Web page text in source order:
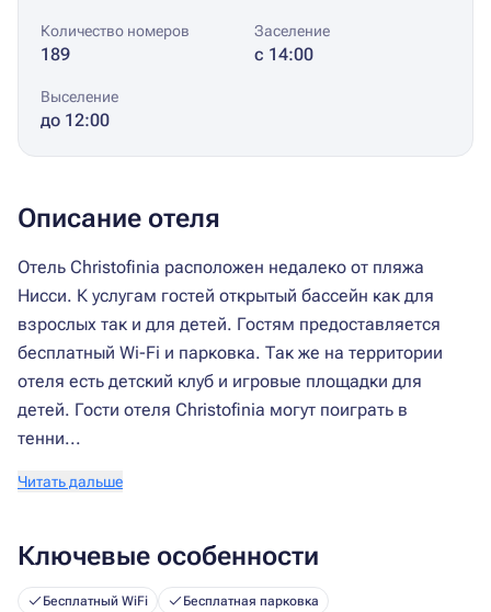
Количество номеров
189
Заселение
с 14:00
Выселение
до 12:00
Описание отеля
Отель Christofinia расположен недалеко от пляжа
Нисси. К услугам гостей открытый бассейн как для
взрослых так и для детей. Гостям предоставляется
бесплатный Wi-Fi и парковка. Так же на территории
отеля есть детский клуб и игровые площадки для
детей. Гости отеля Christofinia могут поиграть в
тенни...
Читать дальше
Ключевые особенности
Бесплатный WiFi Бесплатная парковка